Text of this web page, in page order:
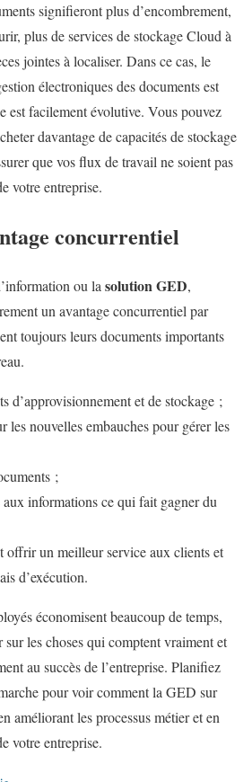
signifieront plus d’encombrement,
plus de services de stockage Cloud à
jointes à localiser. Dans ce cas, le
électroniques des documents est
est facilement évolutive. Vous pouvez
davantage de capacités de stockage
que vos flux de travail ne soient pas
votre entreprise.
concurrentiel
ou la solution GED,
un avantage concurrentiel par
toujours leurs documents importants
d’approvisionnement et de stockage ;
les nouvelles embauches pour gérer les
;
informations ce qui fait gagner du
offrir un meilleur service aux clients et
d’exécution.
économisent beaucoup de temps,
sur les choses qui comptent vraiment et
au succès de l’entreprise. Planifiez
pour voir comment la GED sur
améliorant les processus métier et en
votre entreprise.